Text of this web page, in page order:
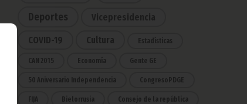
Deportes Vicepresidencia
COVID-19 Cultura Estadísticas
CAN 2015 Economía Gente GE
50 Aniversario Independencia CongresoPDGE
FIJA Bielorrusia Consejo de la república